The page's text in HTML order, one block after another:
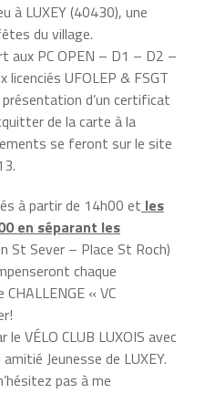
à LUXEY (40430), une
du village.
aux PC OPEN – D1 – D2 –
UFOLEP & FSGT
présentation d’un certificat
de la carte à la
se feront sur le site
à partir de 14h00 et les
en séparant les
St Sever – Place St Roch)
chaque
« VC
VÉLO CLUB LUXOIS avec
Jeunesse de LUXEY.
pas à me